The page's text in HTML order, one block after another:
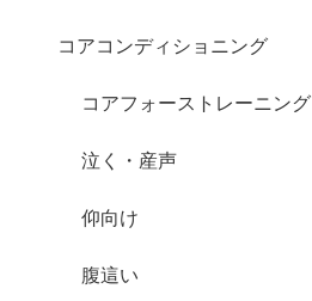
コアコンディショニング
コアフォーストレーニング
泣く・産声
仰向け
腹這い